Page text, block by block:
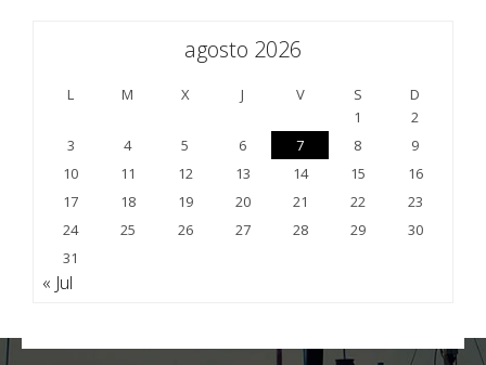
agosto 2026
L M X J V S
D
1
2
3
4 5 6 7 8
9
10
11 12 13 14 15
16
17
18 19 20 21 22
23
24
25 26 27 28 29
30
31
« Jul